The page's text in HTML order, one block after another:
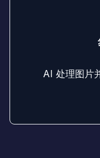
AI 处理图片